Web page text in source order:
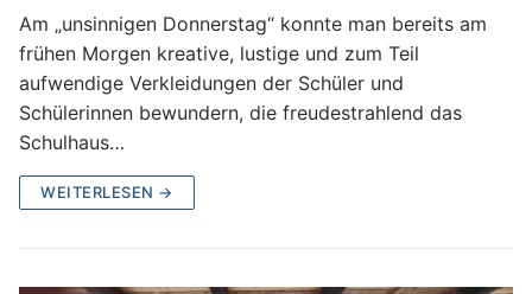
Am „unsinnigen Donnerstag“ konnte man bereits am
frühen Morgen kreative, lustige und zum Teil
aufwendige Verkleidungen der Schüler und
Schülerinnen bewundern, die freudestrahlend das
Schulhaus…
WEITERLESEN →